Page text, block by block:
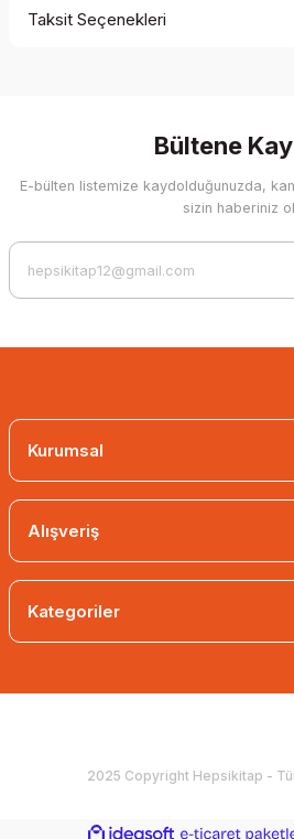
Taksit Seçenekleri
Bültene
E-bülten listemize kaydolduğunuzda,
sizin haberiniz
Kurumsal
Alışveriş
Kategoriler
2025 Copyright Hepsikitap -
ideasoft